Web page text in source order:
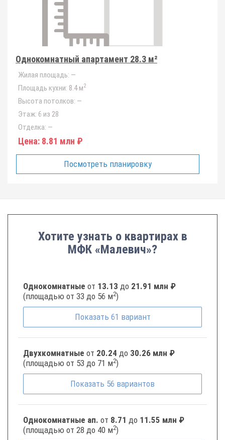
Однокомнатный апартамент 28.3 м²
Жилая площадь: —
Площадь кухни: 8.4 м2
Высота потолков: —
Этаж: 6 из 28
Отделка: —
Цена: 8.81 млн ₽
Посмотреть планировку
Хотите узнать о квартирах в
МФК «Малевич»?
Однокомнатные от 13.13 до 21.91 млн ₽
(площадью от 33 до 56 м2)
Показать 61 вариант
Двухкомнатные от 20.24 до 30.26 млн ₽
(площадью от 53 до 71 м2)
Показать 56 вариантов
Однокомнатные ап. от 8.71 до 11.55 млн ₽
(площадью от 28 до 40 м2)